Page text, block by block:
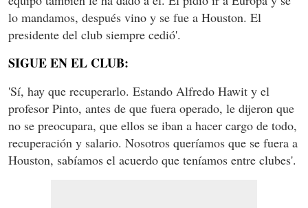
lo mandamos, después vino y se fue a Houston. El
presidente del club siempre cedió'.
SIGUE EN EL CLUB:
'Sí, hay que recuperarlo. Estando Alfredo Hawit y el
profesor Pinto, antes de que fuera operado, le dijeron que
no se preocupara, que ellos se iban a hacer cargo de todo,
recuperación y salario. Nosotros queríamos que se fuera a
Houston, sabíamos el acuerdo que teníamos entre clubes'.